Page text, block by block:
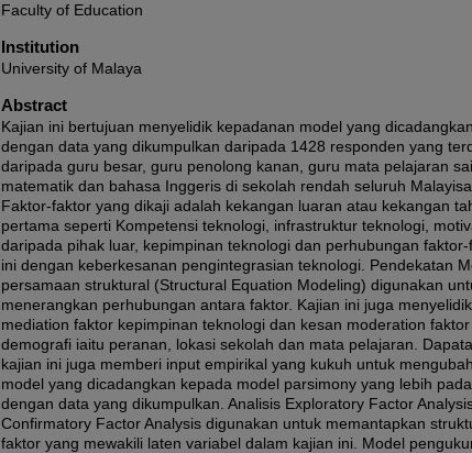
Faculty of Education
Institution
University of Malaya
Abstract
Kajian ini bertujuan menyelidik kepadanan model yang dicadangkan
dengan data yang dikumpulkan daripada 1428 responden yang
daripada guru besar, guru penolong kanan, guru mata pelajaran
matematik dan bahasa Inggeris di sekolah rendah seluruh Malayisa.
Faktor-faktor yang dikaji adalah kekangan luaran atau kekangan
pertama seperti Kompetensi teknologi, infrastruktur teknologi,
daripada pihak luar, kepimpinan teknologi dan perhubungan
ini dengan keberkesanan pengintegrasian teknologi. Pendekatan
persamaan struktural (Structural Equation Modeling) digunakan
menerangkan perhubungan antara faktor. Kajian ini juga
mediation faktor kepimpinan teknologi dan kesan moderation faktor
demografi iaitu peranan, lokasi sekolah dan mata pelajaran.
kajian ini juga memberi input empirikal yang kukuh untuk
model yang dicadangkan kepada model parsimony yang lebih
dengan data yang dikumpulkan. Analisis Exploratory Factor
Confirmatory Factor Analysis digunakan untuk memantapkan
faktor yang mewakili laten variabel dalam kajian ini. Model